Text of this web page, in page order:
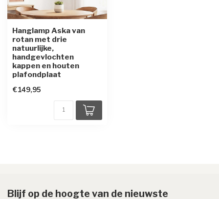
Hanglamp Aska van
rotan met drie
natuurlijke,
handgevlochten
kappen en houten
plafondplaat
€149,95
Blijf op de hoogte van de nieuwste